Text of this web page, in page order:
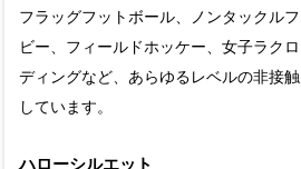
フラッグフットボール、ノンタックル
ビー、フィールドホッケー、女子ラク
ディングなど、あらゆるレベルの非接
しています。
ハローシルエット